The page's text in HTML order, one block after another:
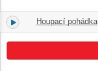
6. Houpací pohádka